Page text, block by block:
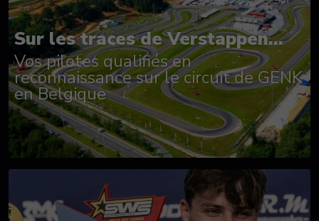
Sur les traces de Verstappen...
Vos pilotes qualifiés en
reconnaissance sur le circuit de GENK
en Belgique